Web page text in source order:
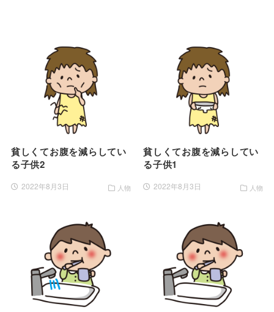
貧しくてお腹を減らしてい
る子供2
2022年8月3日 人物
貧しくてお腹を減らしてい
る子供1
2022年8月3日 人物